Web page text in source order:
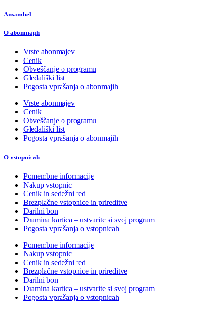
Ansambel
O abonmajih
Vrste abonmajev
Cenik
Obveščanje o programu
Gledališki list
Pogosta vprašanja o abonmajih
Vrste abonmajev
Cenik
Obveščanje o programu
Gledališki list
Pogosta vprašanja o abonmajih
O vstopnicah
Pomembne informacije
Nakup vstopnic
Cenik in sedežni red
Brezplačne vstopnice in prireditve
Darilni bon
Dramina kartica – ustvarite si svoj program
Pogosta vprašanja o vstopnicah
Pomembne informacije
Nakup vstopnic
Cenik in sedežni red
Brezplačne vstopnice in prireditve
Darilni bon
Dramina kartica – ustvarite si svoj program
Pogosta vprašanja o vstopnicah